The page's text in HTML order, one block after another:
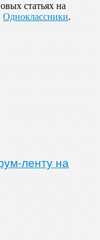
статьях на
Одноклассники.
ленту на